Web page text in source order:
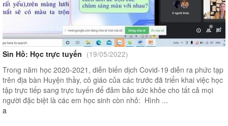
Sìn Hồ: Học trực tuyến (19/05/2022)
Trong năm học 2020-2021, diễn biến dịch Covid-19 diễn ra phức tạp
trên địa bàn Huyện thầy, cô giáo của các trước đã triển khai việc học
tập trực tiếp sang trực tuyến để đảm bảo sức khỏe cho tất cả mọi
người đặc biệt là các em học sinh còn nhỏ: Hình ...
a